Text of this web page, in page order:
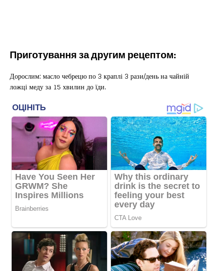
Приготування за другим рецептом:
Дорослим: масло чебрецю по 3 краплі 3 рази/день на чайній
ложці меду за 15 хвилин до їди.